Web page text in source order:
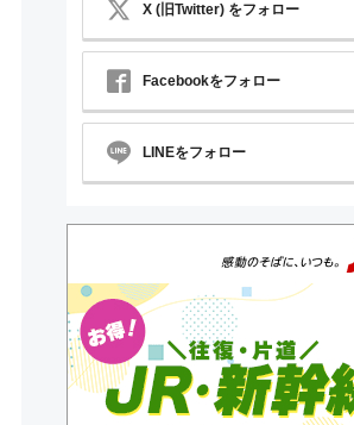
X (旧Twitter) をフォロー
Facebookをフォロー
LINEをフォロー